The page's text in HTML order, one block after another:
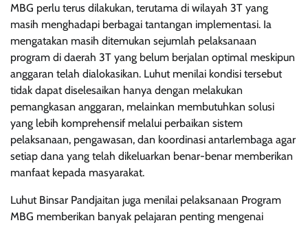
MBG perlu terus dilakukan, terutama di wilayah 3T yang
masih menghadapi berbagai tantangan implementasi. Ia
mengatakan masih ditemukan sejumlah pelaksanaan
program di daerah 3T yang belum berjalan optimal meskipun
anggaran telah dialokasikan. Luhut menilai kondisi tersebut
tidak dapat diselesaikan hanya dengan melakukan
pemangkasan anggaran, melainkan membutuhkan solusi
yang lebih komprehensif melalui perbaikan sistem
pelaksanaan, pengawasan, dan koordinasi antarlembaga agar
setiap dana yang telah dikeluarkan benar-benar memberikan
manfaat kepada masyarakat.
Luhut Binsar Pandjaitan juga menilai pelaksanaan Program
MBG memberikan banyak pelajaran penting mengenai